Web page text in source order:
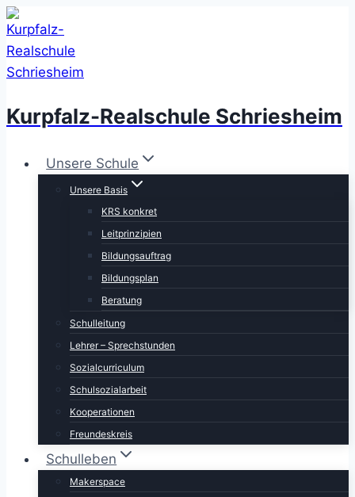
Zum
Inhalt
springen
Kurpfalz-Realschule Schriesheim
Unsere Schule
Unsere Basis
KRS konkret
Leitprinzipien
Bildungsauftrag
Bildungsplan
Beratung
Schulleitung
Lehrer – Sprechstunden
Sozialcurriculum
Schulsozialarbeit
Kooperationen
Freundeskreis
Schulleben
Makerspace